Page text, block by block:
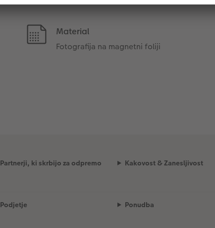
Material
Fotografija na magnetni foliji
Partnerji, ki skrbijo za odpremo Kakovost & Zanesljivost
Podjetje Ponudba